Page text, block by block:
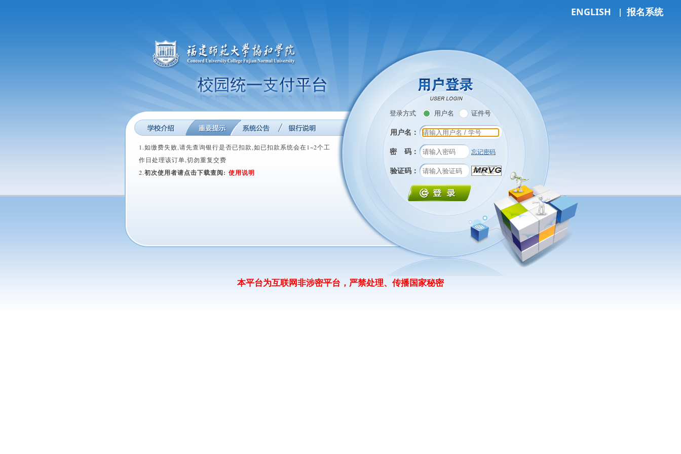
ENGLISH | 报名系统
1.如缴费失败,请先查询银行是否已扣款,如已扣款系统会在1~2个工
作日处理该订单,切勿重复交费
2.初次使用者请点击下载查阅: 使用说明
登录方式 用户名 证件号
用户名：
密 码：
忘记密码
验证码：
本平台为互联网非涉密平台，严禁处理、传播国家秘密